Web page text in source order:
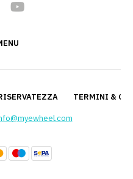
TERMINI &